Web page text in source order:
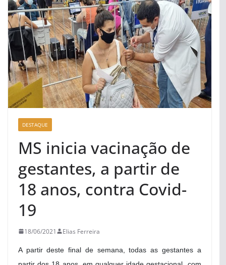
DESTAQUE
MS inicia vacinação de
gestantes, a partir de
18 anos, contra Covid-
19
18/06/2021 Elias Ferreira
A partir deste final de semana, todas as gestantes a